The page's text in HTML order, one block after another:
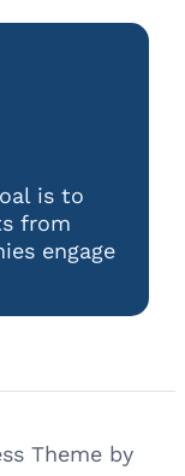
is to
from
engage
Theme by